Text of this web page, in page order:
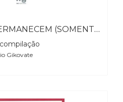
REFLEXÕES QUE PERMANECEM (SOMENTE EBOOK)
Gikovate